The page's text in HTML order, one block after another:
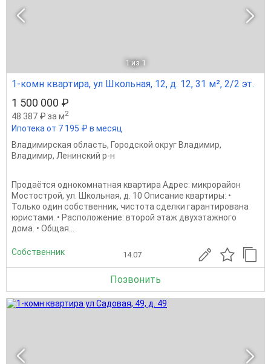
1 из 1
1-комн квартира, ул Школьная, 12, д. 12, 31 м², 2/2 эт.
1 500 000 ₽
48 387 ₽ за м2
Ипотека от 7 195 ₽ в месяц
Владимирская область, Городской округ Владимир,
Владимир, Ленинский р-н
Продаётся однокомнатная квартира Адрес: микрорайон
Мостострой, ул. Школьная, д. 10 Описание квартиры: •
Только один собственник, чистота сделки гарантирована
юристами. • Расположение: второй этаж двухэтажного
дома. • Общая...
Собственник 14.07
Позвонить